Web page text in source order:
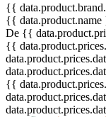
{{
{{
De {{
{{
{{